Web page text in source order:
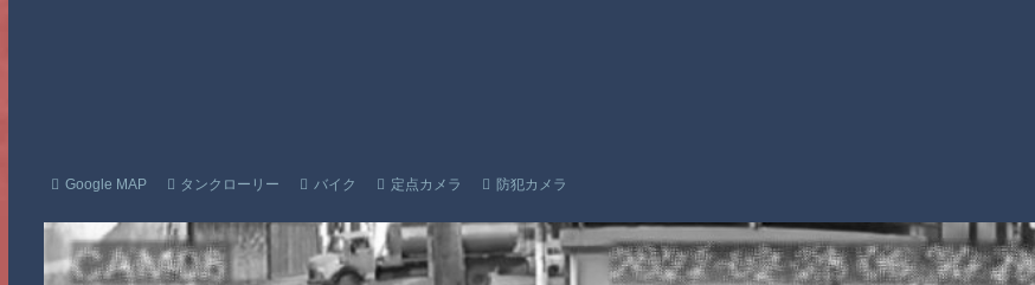
Google MAP タンクローリー バイク 定点カメラ 防犯カメラ